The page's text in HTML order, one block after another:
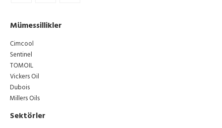
Mümessillikler
Cimcool
Sentinel
TOMOIL
Vickers Oil
Dubois
Millers Oils
Sektörler